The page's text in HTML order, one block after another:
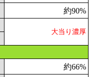
約90%
大当り濃厚
約66%